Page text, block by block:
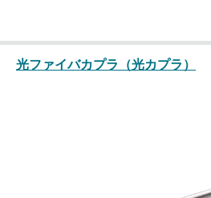
光ファイバカプラ（光カプラ）